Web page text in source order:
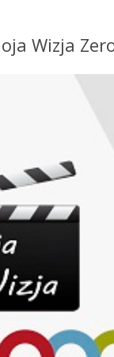
Wizja